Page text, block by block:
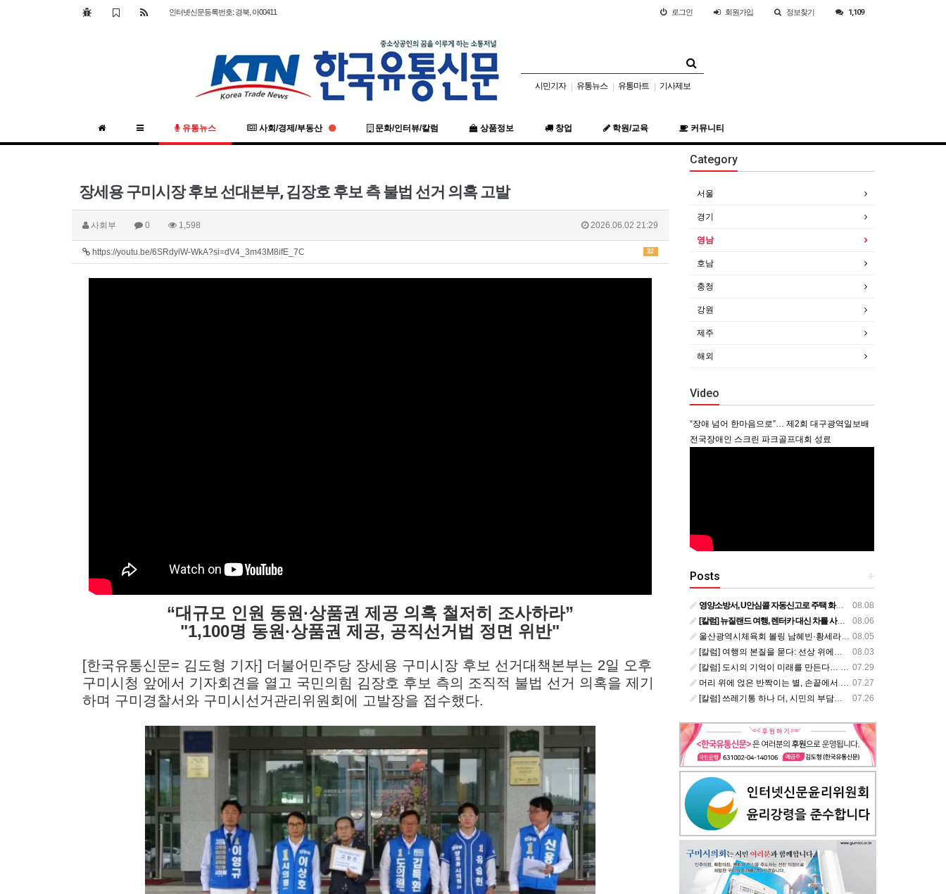
인터넷신문등록번호: 경북, 아00411 로그인 회원가입 정보찾기 1,109
시민기자 | 유통뉴스 | 유통마트 | 기사제보
유통뉴스 사회/경제/부동산 문화/인터뷰/칼럼 상품정보 창업 학원/교육 커뮤니티
장세용 구미시장 후보 선대본부, 김장호 후보 측 불법 선거 의혹 고발
사회부 0 1,598 2026.06.02 21:29
32
https://youtu.be/6SRdyiW-WkA?si=dV4_3m43M8ifE_7C
“대규모 인원 동원·상품권 제공 의혹 철저히 조사하라”
"1,100명 동원·상품권 제공, 공직선거법 정면 위반"
[한국유통신문= 김도형 기자] 더불어민주당 장세용 구미시장 후보 선거대책본부는 2일 오후
구미시청 앞에서 기자회견을 열고 국민의힘 김장호 후보 측의 조직적 불법 선거 의혹을 제기
하며 구미경찰서와 구미시선거관리위원회에 고발장을 접수했다.
Category
서울
경기
영남
호남
충청
강원
제주
해외
Video
“장애 넘어 한마음으로”… 제2회 대구광역일보배
전국장애인 스크린 파크골프대회 성료
+
Posts
08.08
영양소방서, U안심콜 자동신고로 주택 화재 피해 막아
08.06
[칼럼] 뉴질랜드 여행, 렌터카 대신 차를 사볼까?
08.05
울산광역시체육회 볼링 남혜빈·황세라, 국가대표 평가전 통과… ‘아시아선수권 출전’
08.03
[칼럼] 여행의 본질을 묻다: 선상 위에서 펼쳐지는 공간과 사람, 그리고 미식의 미학
07.29
[칼럼] 도시의 기억이 미래를 만든다… 크라이스트처치와 한국 도시가 주는 교훈
07.27
머리 위에 얹은 반짝이는 별, 손끝에서 피어난 우리의 정체성
07.26
[칼럼] 쓰레기통 하나 더, 시민의 부담도 하나 더